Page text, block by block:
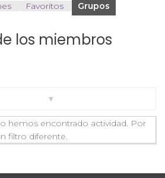
Favoritos Grupos
los miembros
hemos encontrado actividad. Por
filtro diferente.